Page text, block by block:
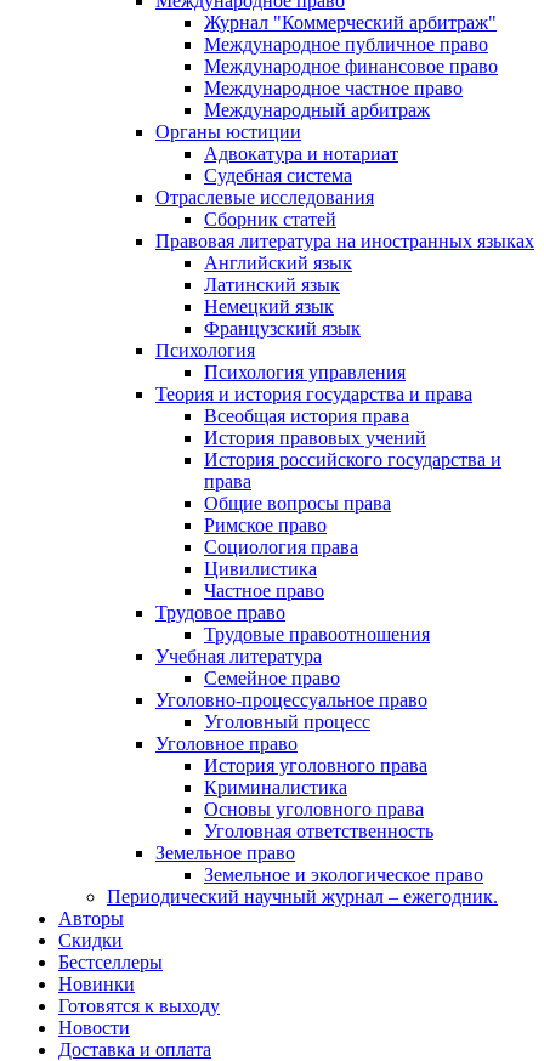
Журнал "Коммерческий арбитраж"
Международное публичное право
Международное финансовое право
Международное частное право
Международный арбитраж
Органы юстиции
Адвокатура и нотариат
Судебная система
Отраслевые исследования
Сборник статей
Правовая литература на иностранных языках
Английский язык
Латинский язык
Немецкий язык
Французский язык
Психология
Психология управления
Теория и история государства и права
Всеобщая история права
История правовых учений
История российского государства и
права
Общие вопросы права
Римское право
Социология права
Цивилистика
Частное право
Трудовое право
Трудовые правоотношения
Учебная литература
Семейное право
Уголовно-процессуальное право
Уголовный процесс
Уголовное право
История уголовного права
Криминалистика
Основы уголовного права
Уголовная ответственность
Земельное право
Земельное и экологическое право
Периодический научный журнал – ежегодник.
Авторы
Скидки
Бестселлеры
Новинки
Готовятся к выходу
Новости
Доставка и оплата